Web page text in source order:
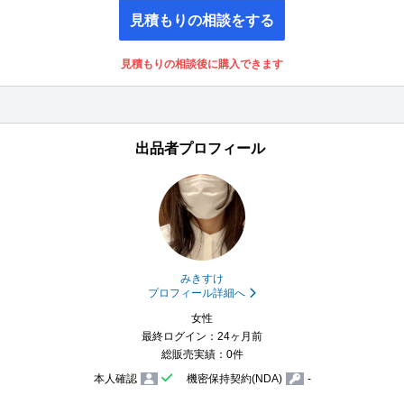
見積もりの相談をする
見積もりの相談後に購入できます
出品者プロフィール
みきすけ
プロフィール詳細へ
女性
最終ログイン：24ヶ月前
総販売実績：0件
本人確認
機密保持契約(NDA) -